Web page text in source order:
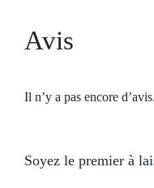
Avis
Il n’y a pas encore d’avis.
Soyez le premier à